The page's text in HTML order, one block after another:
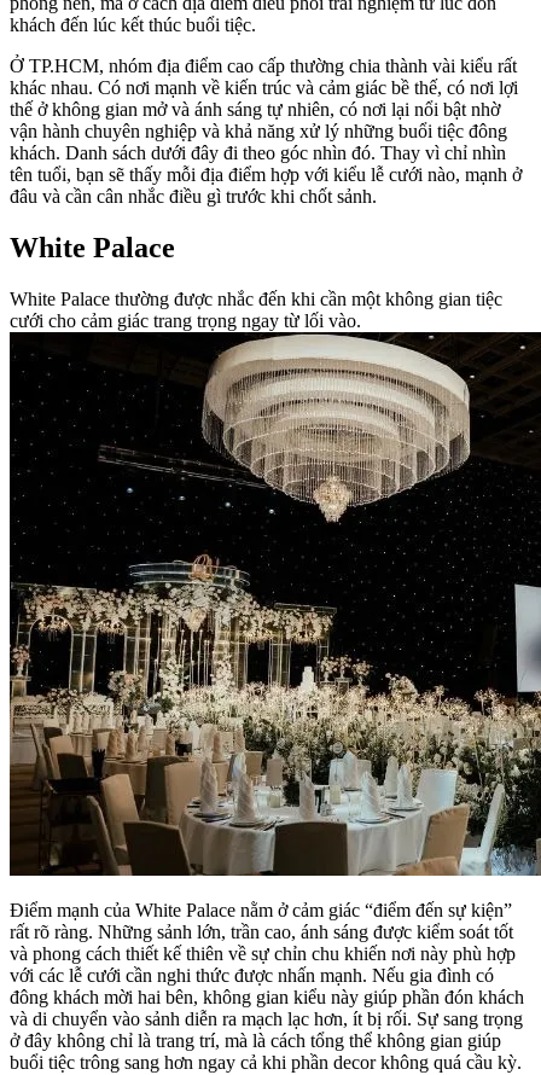
khách đến lúc kết thúc buổi tiệc.
Ở TP.HCM, nhóm địa điểm cao cấp thường chia thành vài kiểu rất
khác nhau. Có nơi mạnh về kiến trúc và cảm giác bề thế, có nơi lợi
thế ở không gian mở và ánh sáng tự nhiên, có nơi lại nổi bật nhờ
vận hành chuyên nghiệp và khả năng xử lý những buổi tiệc đông
khách. Danh sách dưới đây đi theo góc nhìn đó. Thay vì chỉ nhìn
tên tuổi, bạn sẽ thấy mỗi địa điểm hợp với kiểu lễ cưới nào, mạnh ở
đâu và cần cân nhắc điều gì trước khi chốt sảnh.
White Palace
White Palace thường được nhắc đến khi cần một không gian tiệc
cưới cho cảm giác trang trọng ngay từ lối vào.
Điểm mạnh của White Palace nằm ở cảm giác “điểm đến sự kiện”
rất rõ ràng. Những sảnh lớn, trần cao, ánh sáng được kiểm soát tốt
và phong cách thiết kế thiên về sự chỉn chu khiến nơi này phù hợp
với các lễ cưới cần nghi thức được nhấn mạnh. Nếu gia đình có
đông khách mời hai bên, không gian kiểu này giúp phần đón khách
và di chuyển vào sảnh diễn ra mạch lạc hơn, ít bị rối. Sự sang trọng
ở đây không chỉ là trang trí, mà là cách tổng thể không gian giúp
buổi tiệc trông sang hơn ngay cả khi phần decor không quá cầu kỳ.